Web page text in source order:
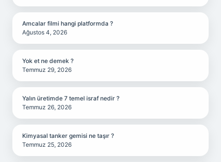
Amcalar filmi hangi platformda ?
Ağustos 4, 2026
Yok et ne demek ?
Temmuz 29, 2026
Yalın üretimde 7 temel israf nedir ?
Temmuz 26, 2026
Kimyasal tanker gemisi ne taşır ?
Temmuz 25, 2026